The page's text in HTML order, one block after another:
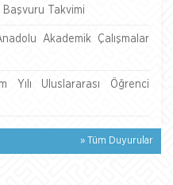
Takvimi
Akademik Çalışmalar
Yılı Uluslararası Öğrenci
» Tüm Duyurular